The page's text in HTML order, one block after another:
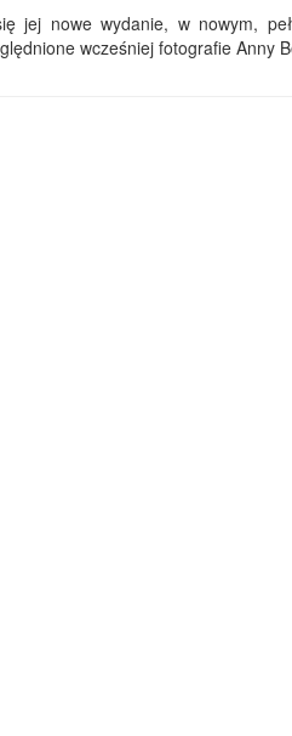
jej nowe wydanie, w nowym,
wcześniej fotografie Anny